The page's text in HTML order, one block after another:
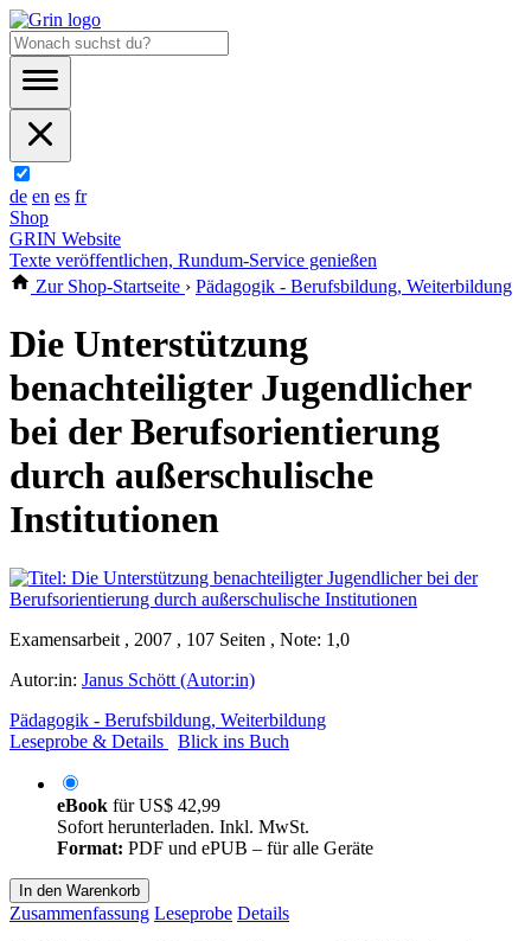
de en es fr
Shop
GRIN Website
Texte veröffentlichen, Rundum-Service genießen
Zur Shop-Startseite › Pädagogik - Berufsbildung, Weiterbildung
Die Unterstützung
benachteiligter Jugendlicher
bei der Berufsorientierung
durch außerschulische
Institutionen
Examensarbeit , 2007 , 107 Seiten , Note: 1,0
Autor:in: Janus Schött (Autor:in)
Pädagogik - Berufsbildung, Weiterbildung
Leseprobe & Details
Blick ins Buch
eBook fürUS$ 42,99
Sofort herunterladen. Inkl. MwSt.
Format: PDF und ePUB – für alle Geräte
In den Warenkorb
Zusammenfassung Leseprobe Details